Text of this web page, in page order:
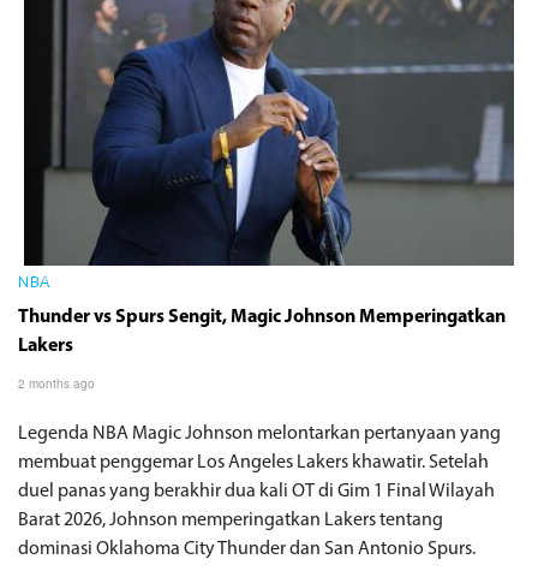
NBA
Thunder vs Spurs Sengit, Magic Johnson Memperingatkan
Lakers
2 months ago
Legenda NBA Magic Johnson melontarkan pertanyaan yang
membuat penggemar Los Angeles Lakers khawatir. Setelah
duel panas yang berakhir dua kali OT di Gim 1 Final Wilayah
Barat 2026, Johnson memperingatkan Lakers tentang
dominasi Oklahoma City Thunder dan San Antonio Spurs.